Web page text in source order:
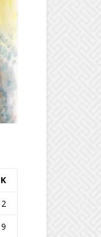
Κ
2
9